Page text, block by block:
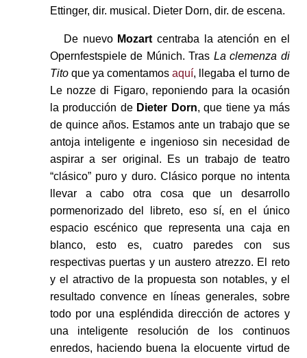
Ettinger, dir. musical. Dieter Dorn, dir. de escena.
De nuevo Mozart centraba la atención en el
Opernfestspiele de Múnich. Tras La clemenza di
Titoque ya comentamosaquí, llegaba el turno de
Le nozze di Figaro, reponiendo para la ocasión
la producción de Dieter Dorn, que tiene ya más
de quince años. Estamos ante un trabajo que se
antoja inteligente e ingenioso sin necesidad de
aspirar a ser original. Es un trabajo de teatro
“clásico” puro y duro. Clásico porque no intenta
llevar a cabo otra cosa que un desarrollo
pormenorizado del libreto, eso sí, en el único
espacio escénico que representa una caja en
blanco, esto es, cuatro paredes con sus
respectivas puertas y un austero atrezzo. El reto
y el atractivo de la propuesta son notables, y el
resultado convence en líneas generales, sobre
todo por una espléndida dirección de actores y
una inteligente resolución de los continuos
enredos, haciendo buena la elocuente virtud de